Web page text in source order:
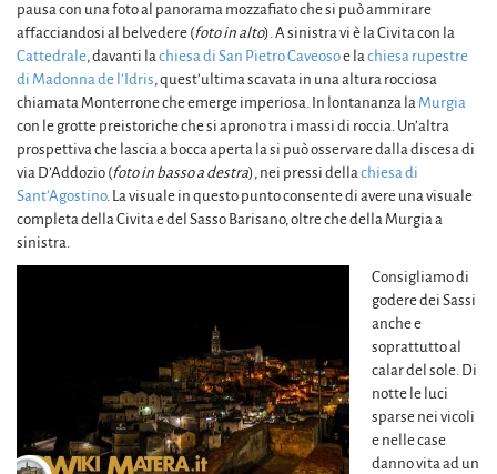
pausa con una foto al panorama mozzafiato che si può ammirare
affacciandosi al belvedere (foto in alto). A sinistra vi è la Civita con la
Cattedrale, davanti lachiesa di San Pietro Caveosoe lachiesa rupestre
di Madonna de l’Idris, quest’ultima scavata in una altura rocciosa
chiamata Monterrone che emerge imperiosa. In lontananza la Murgia
con le grotte preistoriche che si aprono tra i massi di roccia. Un’altra
prospettiva che lascia a bocca aperta la si può osservare dalla discesa di
via D’Addozio (foto in basso a destra), nei pressi dellachiesa di
Sant’Agostino. La visuale in questo punto consente di avere una visuale
completa della Civita e del Sasso Barisano, oltre che della Murgia a
sinistra.
Consigliamo di
godere dei Sassi
anche e
soprattutto al
calar del sole. Di
notte le luci
sparse nei vicoli
e nelle case
danno vita ad un